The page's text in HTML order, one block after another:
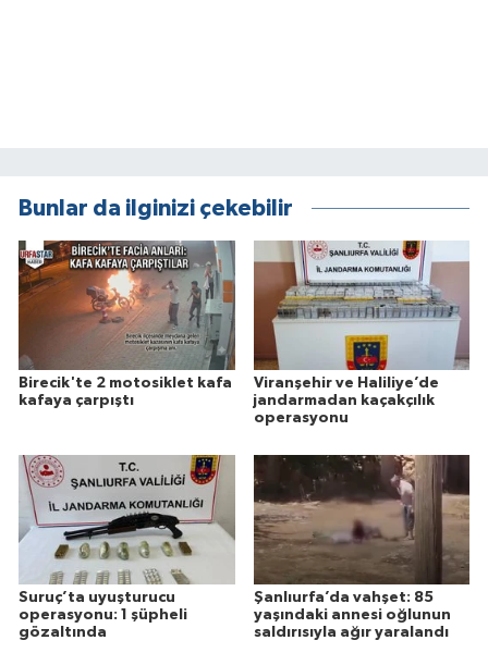
Bunlar da ilginizi çekebilir
Birecik'te 2 motosiklet kafa
kafaya çarpıştı
Viranşehir ve Haliliye’de
jandarmadan kaçakçılık
operasyonu
Suruç’ta uyuşturucu
operasyonu: 1 şüpheli
gözaltında
Şanlıurfa’da vahşet: 85
yaşındaki annesi oğlunun
saldırısıyla ağır yaralandı